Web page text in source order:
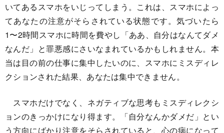
いてあるスマホをいじってしまう。これは、スマホによっ
てあなたの注意がそらされている状態です。気づいたら
1〜2時間スマホに時間を費やし「ああ、自分はなんてダメ
なんだ」と罪悪感にさいなまれているかもしれません。本
当は目の前の仕事に集中したいのに、スマホにミスディレ
クションされた結果、あなたは集中できません。
スマホだけでなく、ネガティブな思考もミスディレクシ
ョンのきっかけになり得ます。「自分なんかダメだ」とい
う方向にばかり注意をそらされていると、心の病になって